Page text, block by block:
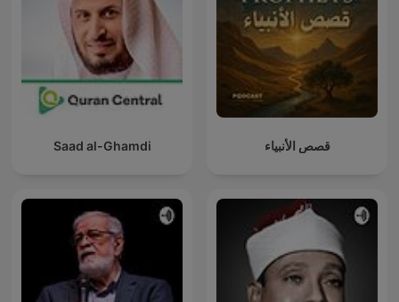
Saad al-Ghamdi قصص الأنبياء